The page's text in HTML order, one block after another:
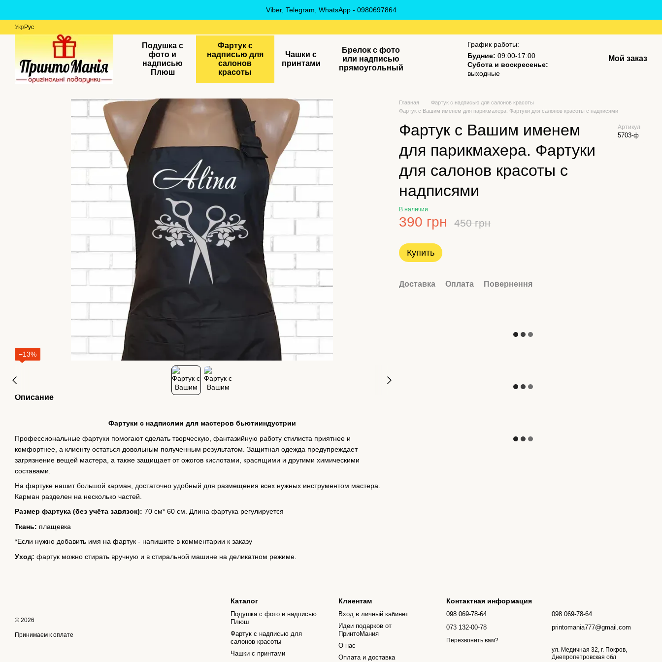
Viber, Telegram, WhatsApp - 0980697864
Укр Рус
Подушка с
фото и
надписью
Плюш
Фартук с
надписью для
салонов
красоты
Чашки с
принтами
Брелок с фото
или надписью
прямоугольный
График работы:
Будние: 09:00-17:00
Субота и воскресенье:
выходные
Мой заказ
−13%
Описание
Фартуки с надписями для мастеров бьютииндустрии
Профессиональные фартуки помогают сделать творческую, фантазийную работу стилиста приятнее и
комфортнее, а клиенту остаться довольным полученным результатом. Защитная одежда предупреждает
загрязнение вещей мастера, а также защищает от ожогов кислотами, красящими и другими химическими
составами.
На фартуке нашит большой карман, достаточно удобный для размещения всех нужных инструментом мастера.
Карман разделен на несколько частей.
Размер фартука (без учёта завязок): 70 см* 60 см. Длина фартука регулируется
Ткань: плащевка
*Если нужно добавить имя на фартук - напишите в комментарии к заказу
Уход: фартук можно стирать вручную и в стиральной машине на деликатном режиме.
Главная
Фартук с надписью для салонов красоты
Фартук с Вашим именем для парикмахера. Фартуки для салонов красоты с надписями
Фартук с Вашим именем
для парикмахера. Фартуки
для салонов красоты с
надписями
Артикул
5703-ф
В наличии
390 грн 450 грн
Купить
Доставка Оплата Повернення
© 2026
Принимаем к оплате
Каталог
Подушка с фото и надписью
Плюш
Фартук с надписью для
салонов красоты
Чашки с принтами
Клиентам
Вход в личный кабинет
Идеи подарков от
ПринтоМания
О нас
Оплата и доставка
Контактная информация
098 069-78-64
073 132-00-78
Перезвонить вам?
098 069-78-64
printomania777@gmail.com
ул. Медичная 32, г. Покров,
Днепропетровская обл